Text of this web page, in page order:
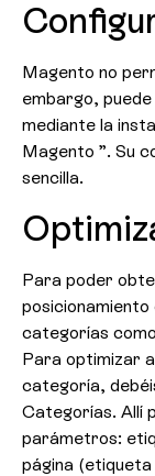
Magento no
embargo,
mediante la
Magento ”. Su
sencilla.
Para poder
categorías
Para optimizar
categoría,
Categorías. Allí
parámetros:
página